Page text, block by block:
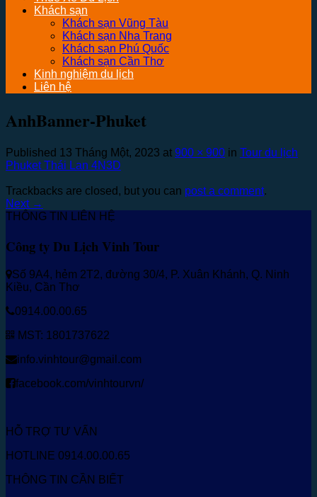
Khách sạn
Khách sạn Vũng Tàu
Khách sạn Nha Trang
Khách sạn Phú Quốc
Khách sạn Cần Thơ
Kinh nghiệm du lịch
Liên hệ
AnhBanner-Phuket
Published 13 Tháng Một, 2023 at 900 × 900 in Tour du lịch
Phuket Thái Lan 4N3D
Trackbacks are closed, but you can post a comment.
Next →
THÔNG TIN LIÊN HỆ
Công ty Du Lịch Vinh Tour
Số 9A4, hẻm 2T2, đường 30/4, P. Xuân Khánh, Q. Ninh
Kiều, Cần Thơ
0914.00.00.65
MST: 1801737622
info.vinhtour@gmail.com
facebook.com/vinhtourvn/
HỖ TRỢ TƯ VẤN
HOTLINE 0914.00.00.65
THÔNG TIN CẦN BIẾT